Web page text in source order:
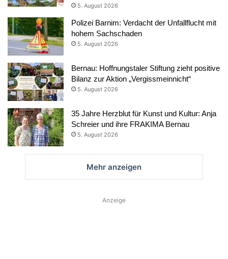
5. August 2026
Polizei Barnim: Verdacht der Unfallflucht mit
hohem Sachschaden
5. August 2026
Bernau: Hoffnungstaler Stiftung zieht positive
Bilanz zur Aktion „Vergissmeinnicht“
5. August 2026
35 Jahre Herzblut für Kunst und Kultur: Anja
Schreier und ihre FRAKIMA Bernau
5. August 2026
Mehr anzeigen
Anzeige